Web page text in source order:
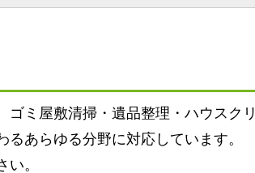
ミ屋敷清掃・遺品整理・ハウスクリ
あらゆる分野に対応しています。
。